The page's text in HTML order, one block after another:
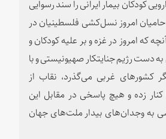
امروز نسل‌کشی فلسطینیان در
که امروز در غزه و بر علیه کودکان و
دست رژیم جنایتکار صهیونیستی و با
کشورهای غربی می‌گذرد، نقاب از
زده و هیچ پاسخی در مقابل این
وجدان‌های بیدار ملت‌های جهان